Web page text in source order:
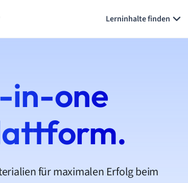
Lerninhalte finden
in-one
für maximalen Erfolg beim